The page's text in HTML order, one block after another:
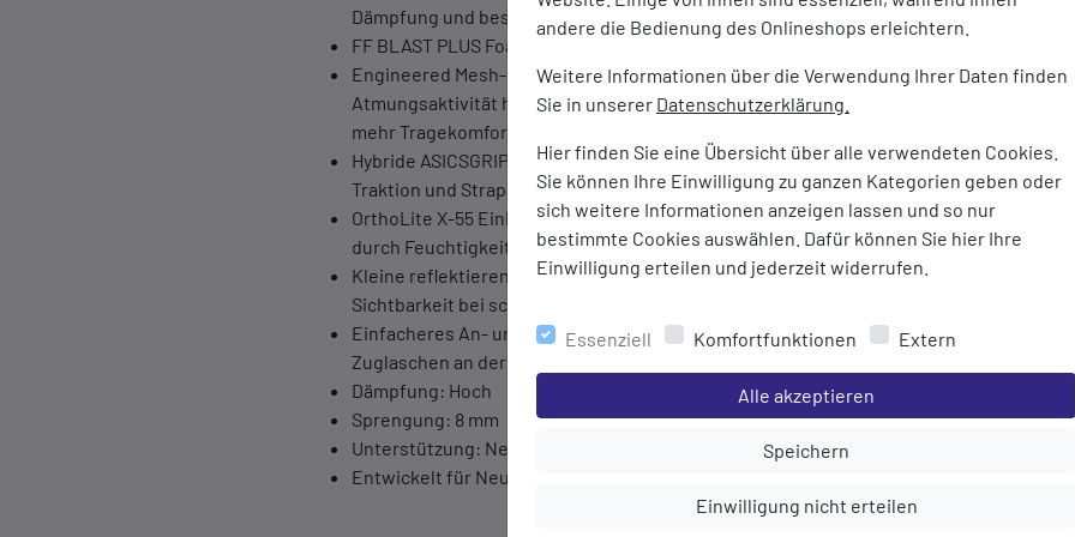
andere die Bedienung des Onlineshops erleichtern.
Weitere Informationen über die Verwendung Ihrer Daten finden
Sie in unserer Datenschutzerklärung.
Hier finden Sie eine Übersicht über alle verwendeten Cookies.
Sie können Ihre Einwilligung zu ganzen Kategorien geben oder
sich weitere Informationen anzeigen lassen und so nur
bestimmte Cookies auswählen. Dafür können Sie hier Ihre
Einwilligung erteilen und jederzeit widerrufen.
Essenziell Komfortfunktionen Extern
Einstellungen speichern für die Gruppe
Alle akzeptieren
Einstellungen speichern für die
Speichern
Einstellungen speichern für die Gruppe
Einwilligung nicht erteilen
Dämpfung und bessere Schockabsorption.
FF BLAST PLUS Foam: Für ultimativen Tragekomfort.
Engineered Mesh-Obermaterial: Die verbesserte
Atmungsaktivität hält Ihre Füße kühl und sorgt für
mehr Tragekomfort bei Ihren Läufen.
Hybride ASICSGRIP Außensohle: Für bessere
Traktion und Strapazierfähigkeit
OrthoLite X-55 Einlegesohle: Für mehr Tragekomfort
durch Feuchtigkeitsableitung
Kleine reflektierende Details für bessere
Sichtbarkeit bei schlechten Lichtverhältnissen.
Einfacheres An- und Ausziehen, dank der
Zuglaschen an der Ferse
Dämpfung: Hoch
Sprengung: 8 mm
Unterstützung: Neutral
Entwickelt für Neutral / Überpronation
Gewicht: